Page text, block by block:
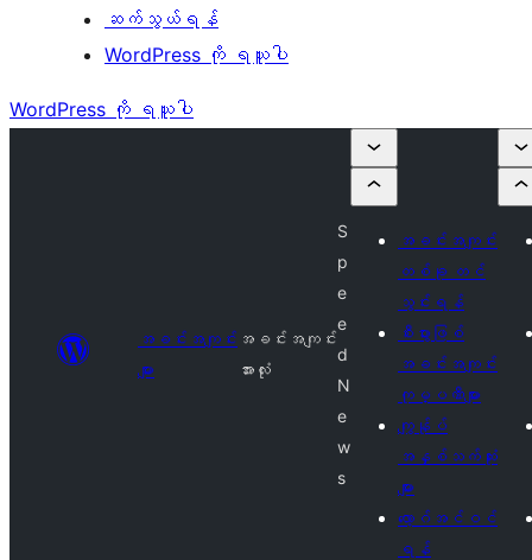
ဆက်သွယ်ရန်
WordPress ကို ရယူပါ
WordPress ကို ရယူပါ
အခင်းအကျင်း
များ
အခင်းအကျင်း
အားလုံး
S
p
e
e
d
N
e
w
s
အခင်းအကျင်း
တစ်ခု တင်
သွင်းရန်
စီးပွားဖြစ်
အခင်းအကျင်း
ကုမ္ပဏီများ
ကျွန်ုပ်
အနှစ်သက်ဆုံး
များ
လော့ဂ်အင်ဝင်
ရန်